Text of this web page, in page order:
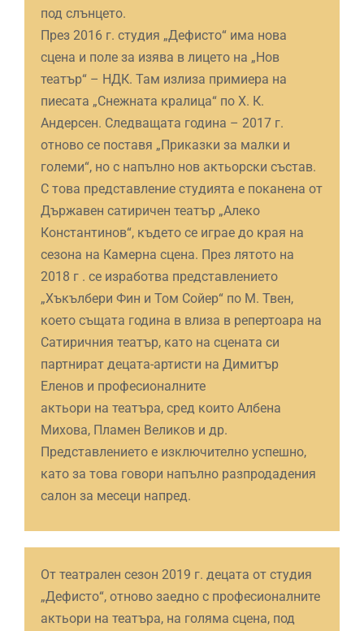
под слънцето.
През 2016 г. студия „Дефисто“ има нова
сцена и поле за изява в лицето на „Нов
театър“ – НДК. Там излиза примиера на
пиесата „Снежната кралица“ по Х. К.
Андерсен. Следващата година – 2017 г.
отново се поставя „Приказки за малки и
големи“, но с напълно нов актьорски състав.
С това представление студията е поканена от
Държавен сатиричен театър „Алеко
Константинов“, където се играе до края на
сезона на Камерна сцена. През лятото на
2018 г . се изработва представлението
„Хъкълбери Фин и Том Сойер“ по М. Твен,
което същата година в влиза в репертоара на
Сатиричния театър, като на сцената си
партнират децата-артисти на Димитър
Еленов и професионалните
актьори на театъра, сред които Албена
Михова, Пламен Великов и др.
Представлението е изключително успешно,
като за това говори напълно разпродадения
салон за месеци напред.
От театрален сезон 2019 г. децата от студия
„Дефисто“, отново заедно с професионалните
актьори на театъра, на голяма сцена, под